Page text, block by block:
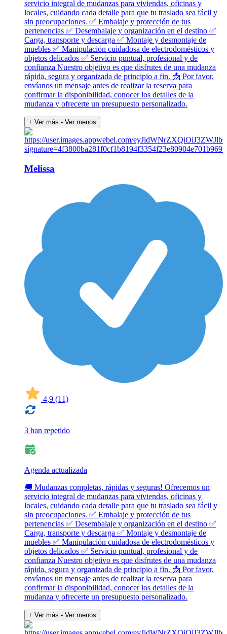
servicio integral de mudanzas para viviendas, oficinas y
locales, cuidando cada detalle para que tu traslado sea fácil y
sin preocupaciones. ✅ Embalaje y protección de tus
pertenencias ✅ Desembalaje y organización en el destino ✅
Carga, transporte y descarga ✅ Montaje y desmontaje de
muebles ✅ Manipulación cuidadosa de electrodomésticos y
objetos delicados ✅ Servicio puntual, profesional y de
confianza Nuestro objetivo es que disfrutes de una mudanza
rápida, segura y organizada de principio a fin. 📩 Por favor,
envíanos un mensaje antes de realizar la reserva para
confirmar la disponibilidad, conocer los detalles de la
mudanza y ofrecerte un presupuesto personalizado.
+ Ver más - Ver menos
Melissa
4,9 (11)
3 han repetido
Agenda actualizada
🚚 Mudanzas completas, rápidas y seguras! Ofrecemos un
servicio integral de mudanzas para viviendas, oficinas y
locales, cuidando cada detalle para que tu traslado sea fácil y
sin preocupaciones. ✅ Embalaje y protección de tus
pertenencias ✅ Desembalaje y organización en el destino ✅
Carga, transporte y descarga ✅ Montaje y desmontaje de
muebles ✅ Manipulación cuidadosa de electrodomésticos y
objetos delicados ✅ Servicio puntual, profesional y de
confianza Nuestro objetivo es que disfrutes de una mudanza
rápida, segura y organizada de principio a fin. 📩 Por favor,
envíanos un mensaje antes de realizar la reserva para
confirmar la disponibilidad, conocer los detalles de la
mudanza y ofrecerte un presupuesto personalizado.
+ Ver más - Ver menos